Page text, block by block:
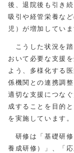
後、退院後も引き
吸引や経管栄養な
児）が増加していま
こうした状況を踏
おいて必要な支援
よう、多様化する
係機関との連携調
適切な支援につな
成することを目的
を実施しています。
研修は「基礎研
養成研修）」、「